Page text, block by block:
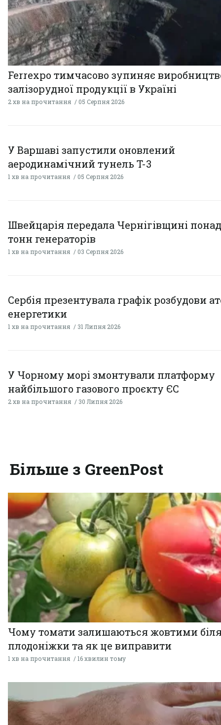
Ferrexpo тимчасово зупиняє
залізорудної продукції в Україні
2 хв на прочитання 05 Серпня 2026
У Варшаві запустили оновлений
аеродинамічний тунель T-3
1 хв на прочитання 05 Серпня 2026
Швейцарія передала Чернігівщині
тонн генераторів
1 хв на прочитання 03 Серпня 2026
Сербія презентувала графік розбудови
енергетики
1 хв на прочитання 31 Липня 2026
У Чорному морі змонтували платформу
найбільшого газового проєкту ЄС
2 хв на прочитання 30 Липня 2026
Більше з GreenPost
Чому томати залишаються жовтими
плодоніжки та як це виправити
1 хв на прочитання 16 хвилин тому